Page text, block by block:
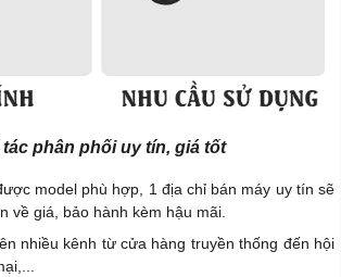
phân phối uy tín, giá tốt
model phù hợp, 1 địa chỉ bán máy uy tín sẽ
về giá, bảo hành kèm hậu mãi.
nhiều kênh từ cửa hàng truyền thống đến hội